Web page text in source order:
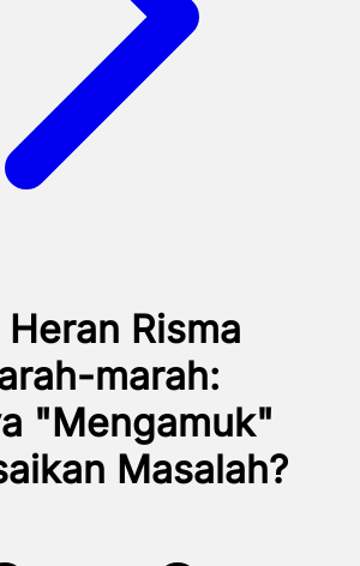
Risma
marah:
"Mengamuk"
Masalah?